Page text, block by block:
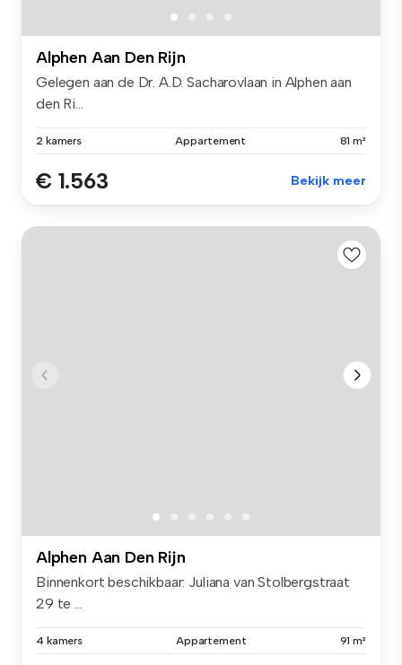
Alphen Aan Den Rijn
Gelegen aan de Dr. A.D. Sacharovlaan in Alphen aan
den Ri...
2 kamers Appartement 81 m²
€ 1.563 Bekijk meer
Alphen Aan Den Rijn
Binnenkort beschikbaar: Juliana van Stolbergstraat
29 te ...
4 kamers Appartement 91 m²